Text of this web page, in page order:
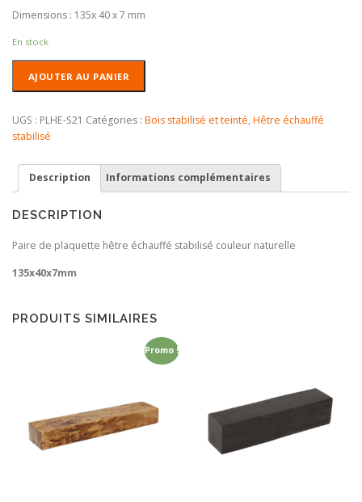
Dimensions : 135x 40 x 7 mm
En stock
de
plaquettes
échauffé
Stabilisé
AJOUTER AU PANIER
UGS : PLHE-S21 Catégories : Bois stabilisé et teinté, Hêtre échauffé
stabilisé
Description Informations complémentaires
DESCRIPTION
Paire de plaquette hêtre échauffé stabilisé couleur naturelle
135x40x7mm
PRODUITS SIMILAIRES
Promo !